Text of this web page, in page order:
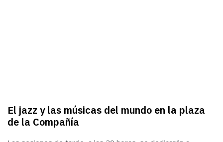
El jazz y las músicas del mundo en la plaza
de la Compañía